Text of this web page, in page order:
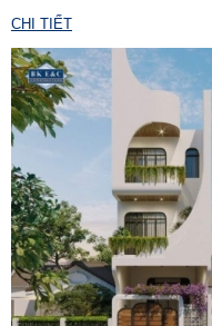
ưu diện tích và nâng cao
xu hướng nổi bật.
CHI TIẾT